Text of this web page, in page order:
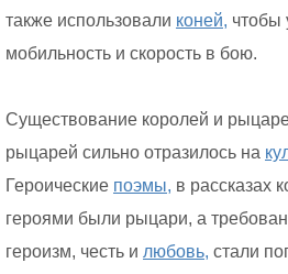
также использовали коней, чтобы
мобильность и скорость в бою.
Существование королей и
рыцарей сильно отразилось на
Героические поэмы, в рассказах
героями были рыцари, а
героизм, честь и любовь, стали